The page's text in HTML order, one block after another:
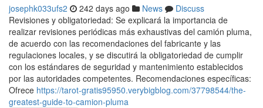
josephk033ufs2 242 days ago News
Discuss
Revisiones y obligatoriedad: Se explicará la importancia de
realizar revisiones periódicas más exhaustivas del camión pluma,
de acuerdo con las recomendaciones del fabricante y las
regulaciones locales, y se discutirá la obligatoriedad de cumplir
con los estándares de seguridad y mantenimiento establecidos
por las autoridades competentes. Recomendaciones específicas:
Ofrece https://tarot-gratis95950.verybigblog.com/37798544/the-
greatest-guide-to-camion-pluma